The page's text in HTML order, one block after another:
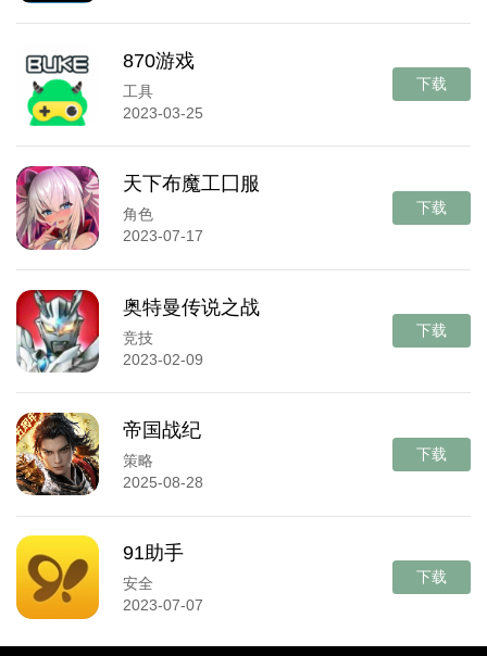
870游戏
工具
2023-03-25
下载
天下布魔工囗服
角色
2023-07-17
下载
奥特曼传说之战
竞技
2023-02-09
下载
帝国战纪
策略
2025-08-28
下载
91助手
安全
2023-07-07
下载